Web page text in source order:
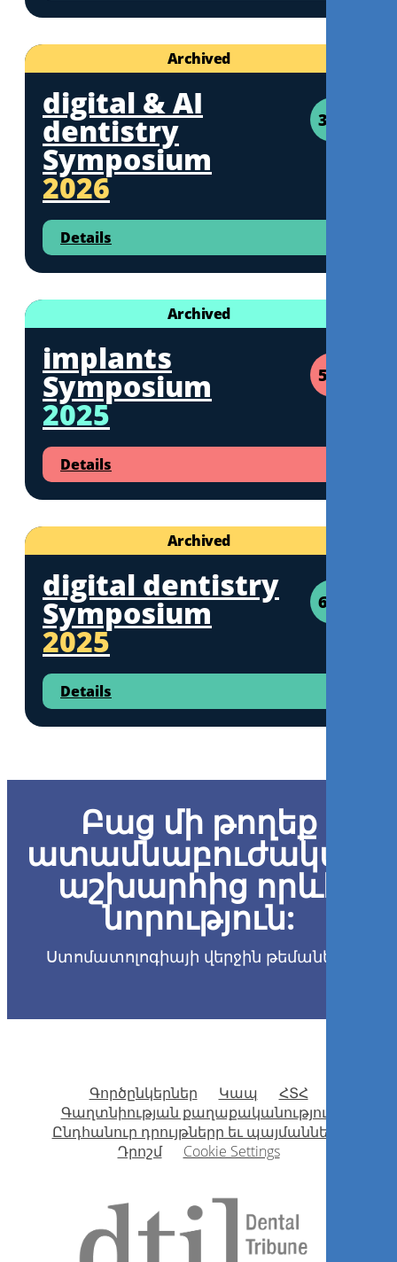
Archived
3CE
digital & AI
dentistry
Symposium
2026
Details
Archived
5CE
implants
Symposium
2025
Details
Archived
6CE
digital dentistry
Symposium
2025
Details
Բաց մի թողեք
ատամնաբուժական
աշխարհից որևէ
նորություն:
Ստոմատոլոգիայի վերջին թեմաները
Գործընկերներ Կապ
ՀՏՀ
Գաղտնիության քաղաքականություն
Ընդհանուր դրույթներր եւ պայմանները
Դրոշմ
Cookie Settings